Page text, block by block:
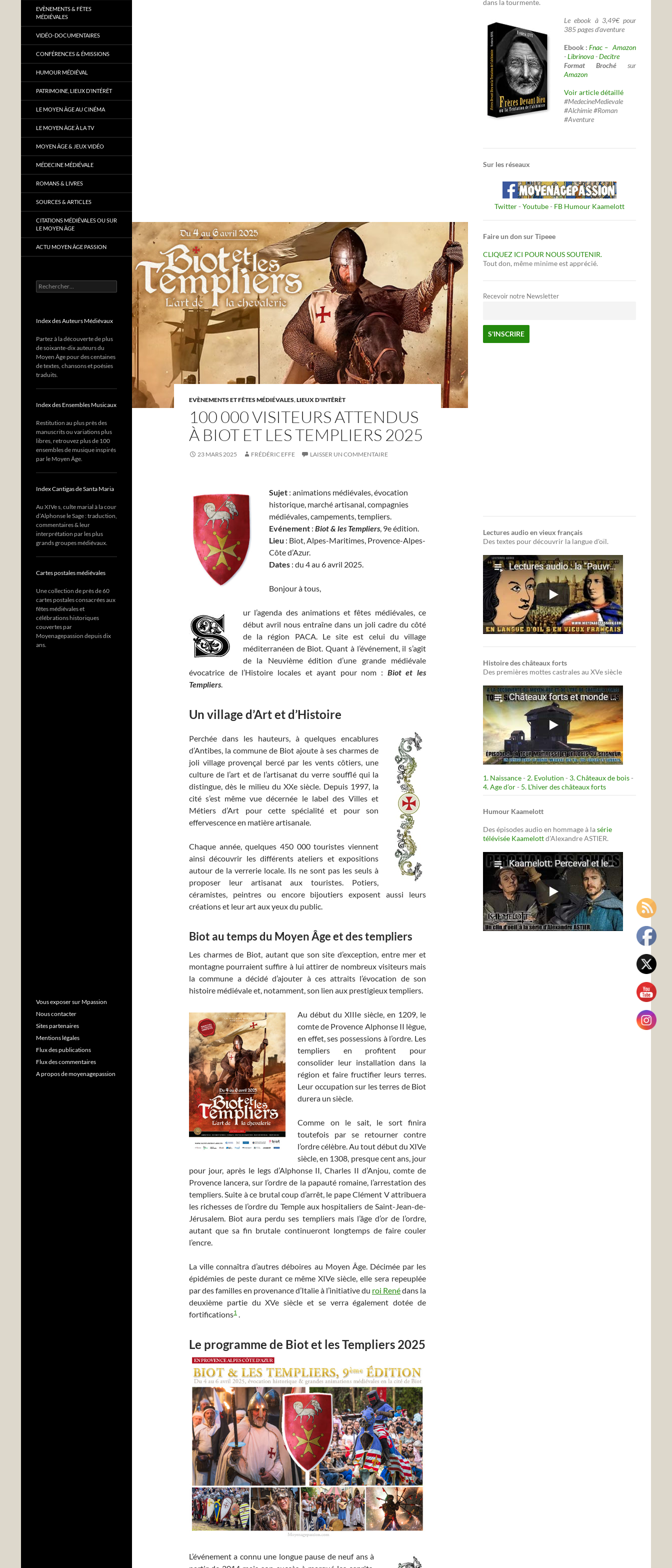
EVÈNEMENTS ET FÊTES MÉDIÉVALES,LIEUX D'INTÊRÈT
100 000 VISITEURS ATTENDUS
À BIOT ET LES TEMPLIERS 2025
23 MARS 2025 FRÉDÉRIC EFFE LAISSER UN COMMENTAIRE
Sujet : animations médiévales, évocation
historique, marché artisanal, compagnies
médiévales, campements, templiers.
Evénement : Biot & les Templiers, 9e édition.
Lieu : Biot, Alpes-Maritimes, Provence-Alpes-
Côte d’Azur.
Dates : du 4 au 6 avril 2025.
Bonjour à tous,
ur l’agenda des animations et fêtes médiévales, ce
début avril nous entraîne dans un joli cadre du côté
de la région PACA. Le site est celui du village
méditerranéen de Biot. Quant à l’événement, il s’agit
de la Neuvième édition d’une grande médiévale
évocatrice de l’Histoire locales et ayant pour nom : Biot et les
Templiers.
Un village d’Art et d’Histoire
Perchée dans les hauteurs, à quelques encablures
d’Antibes, la commune de Biot ajoute à ses charmes de
joli village provençal bercé par les vents côtiers, une
culture de l’art et de l’artisanat du verre soufflé qui la
distingue, dès le milieu du XXe siècle. Depuis 1997, la
cité s’est même vue décernée le label des Villes et
Métiers d’Art pour cette spécialité et pour son
effervescence en matière artisanale.
Chaque année, quelques 450 000 touristes viennent
ainsi découvrir les différents ateliers et expositions
autour de la verrerie locale. Ils ne sont pas les seuls à
proposer leur artisanat aux touristes. Potiers,
céramistes, peintres ou encore bijoutiers exposent aussi leurs
créations et leur art aux yeux du public.
Biot au temps du Moyen Âge et des templiers
Les charmes de Biot, autant que son site d’exception, entre mer et
montagne pourraient suffire à lui attirer de nombreux visiteurs mais
la commune a décidé d’ajouter à ces attraits l’évocation de son
histoire médiévale et, notamment, son lien aux prestigieux templiers.
Au début du XIIIe siècle, en 1209, le
comte de Provence Alphonse II lègue,
en effet, ses possessions à l’ordre. Les
templiers en profitent pour
consolider leur installation dans la
région et faire fructifier leurs terres.
Leur occupation sur les terres de Biot
durera un siècle.
Comme on le sait, le sort finira
toutefois par se retourner contre
l’ordre célèbre. Au tout début du XIVe
siècle, en 1308, presque cent ans, jour
pour jour, après le legs d’Alphonse II, Charles II d’Anjou, comte de
Provence lancera, sur l’ordre de la papauté romaine, l’arrestation des
templiers. Suite à ce brutal coup d’arrêt, le pape Clément V attribuera
les richesses de l’ordre du Temple aux hospitaliers de Saint-Jean-de-
Jérusalem. Biot aura perdu ses templiers mais l’âge d’or de l’ordre,
autant que sa fin brutale continueront longtemps de faire couler
l’encre.
La ville connaîtra d’autres déboires au Moyen Âge. Décimée par les
épidémies de peste durant ce même XIVe siècle, elle sera repeuplée
par des familles en provenance d’Italie à l’initiative du roi Renédans la
deuxième partie du XVe siècle et se verra également dotée de
fortifications1 .
Le programme de Biot et les Templiers 2025
L’événement a connu une longue pause de neuf ans à
dans la tourmente.
Le ebook à 3,49€ pour
385 pages d'aventure
Ebook :Fnac – Amazon
-Librinova-Decitre
Format Broché sur
Amazon
Voir article détaillé
#MedecineMedievale
#Alchimie #Roman
#Aventure
Sur les réseaux
Twitter- Youtube- FB Humour Kaamelott
Faire un don sur Tipeee
CLIQUEZ ICI POUR NOUS SOUTENIR.
Tout don, même minime est apprécié.
Recevoir notre Newsletter
Lectures audio en vieux français
Des textes pour découvrir la langue d'oïl.
Histoire des châteaux forts
Des premières mottes castrales au XVe siècle
1. Naissance- 2. Evolution - 3. Châteaux de bois-
4. Age d’or- 5. L’hiver des châteaux forts
Humour Kaamelott
Des épisodes audio en hommage à lasérie
télévisée Kaamelottd'Alexandre ASTIER.
EVÈNEMENTS & FÊTES
MÉDIÉVALES
VIDÉO-DOCUMENTAIRES
CONFÉRENCES & ÉMISSIONS
HUMOUR MÉDIÉVAL
PATRIMOINE, LIEUX D’INTÉRÊT
LE MOYEN ÂGE AU CINÉMA
LE MOYEN ÂGE À LA TV
MOYEN ÂGE & JEUX VIDÉO
MÉDECINE MÉDIÉVALE
ROMANS & LIVRES
SOURCES & ARTICLES
CITATIONS MÉDIÉVALES OU SUR
LE MOYEN ÂGE
ACTU MOYEN ÂGE PASSION
Rechercher :
Index des Auteurs Médiévaux
Partez à la découverte de plus
de soixante-dix auteurs du
Moyen Âge pour des centaines
de textes, chansons et poésies
traduits.
Index des Ensembles Musicaux
Restitution au plus près des
manuscrits ou variations plus
libres, retrouvez plus de 100
ensembles de musique inspirés
par le Moyen Âge.
Index Cantigas de Santa Maria
Au XIVe s, culte marial à la cour
d’Alphonse le Sage : traduction,
commentaires & leur
interprétation par les plus
grands groupes médiévaux.
Cartes postales médiévales
Une collection de près de 60
cartes postales consacrées aux
fêtes médiévales et
célébrations historiques
couvertes par
Moyenagepassion depuis dix
ans.
Vous exposer sur Mpassion
Nous contacter
Sites partenaires
Mentions légales
Flux des publications
Flux des commentaires
A propos de moyenagepassion